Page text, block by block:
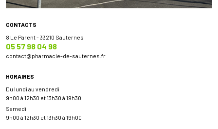
CONTACTS
8 Le Parent - 33210 Sauternes
05 57 98 04 98
contact@pharmacie-de-sauternes.fr
HORAIRES
Du lundi au vendredi
9h00 à 12h30 et 13h30 à 19h30
Samedi
9h00 à 12h30 et 13h30 à 19h00